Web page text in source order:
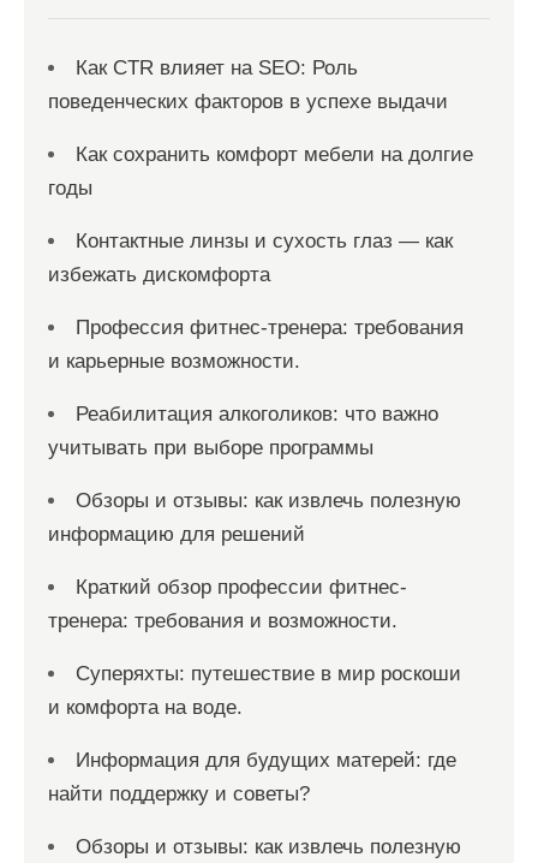
Как CTR влияет на SEO: Роль
поведенческих факторов в успехе выдачи
Как сохранить комфорт мебели на долгие
годы
Контактные линзы и сухость глаз — как
избежать дискомфорта
Профессия фитнес-тренера: требования
и карьерные возможности.
Реабилитация алкоголиков: что важно
учитывать при выборе программы
Обзоры и отзывы: как извлечь полезную
информацию для решений
Краткий обзор профессии фитнес-
тренера: требования и возможности.
Суперяхты: путешествие в мир роскоши
и комфорта на воде.
Информация для будущих матерей: где
найти поддержку и советы?
Обзоры и отзывы: как извлечь полезную